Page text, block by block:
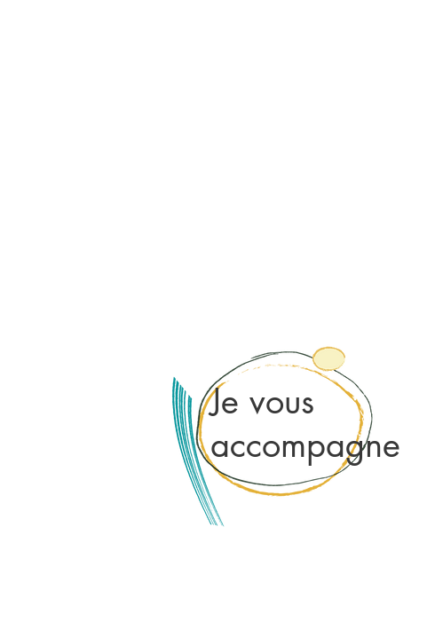
Je vous
accompagne